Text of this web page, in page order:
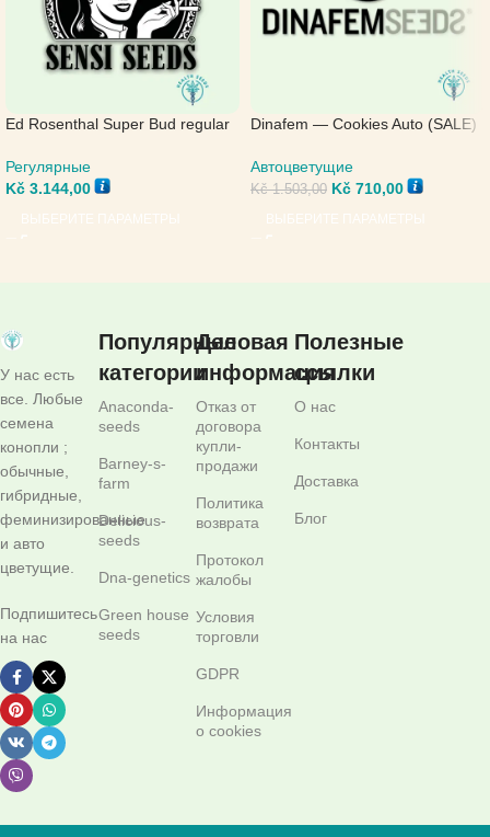
Ed Rosenthal Super Bud regular
Регулярные
Kč 3.144,00
Dinafem — Cookies Auto (SALE)
Автоцветущие
Kč1.503,00 Kč 710,00
ВЫБЕРИТЕ ПАРАМЕТРЫ
У нас есть
все. Любые
семена
конопли ;
обычные,
гибридные,
феминизированные
и авто
цветущие.
Подпишитесь
на нас
Популярные
категории
Anaconda-
seeds
Barney-s-
farm
Delicious-
seeds
Dna-genetics
Green house
seeds
Деловая
информация
Отказ от
договора
купли-
продажи
Политика
возврата
Протокол
жалобы
Условия
торговли
GDPR
Информация
о cookies
Полезные
ссылки
О нас
Контакты
Доставка
Блог